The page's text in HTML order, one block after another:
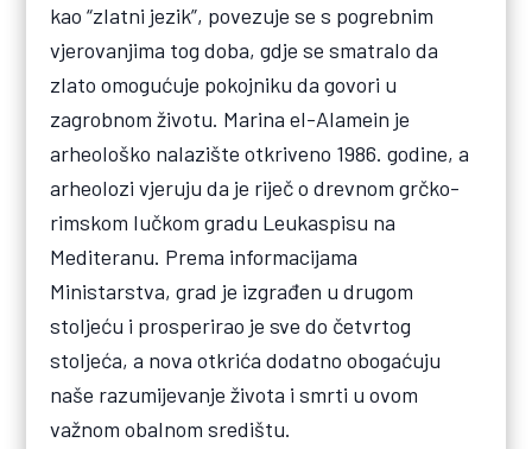
kao “zlatni jezik”, povezuje se s pogrebnim
vjerovanjima tog doba, gdje se smatralo da
zlato omogućuje pokojniku da govori u
zagrobnom životu. Marina el-Alamein je
arheološko nalazište otkriveno 1986. godine, a
arheolozi vjeruju da je riječ o drevnom grčko-
rimskom lučkom gradu Leukaspisu na
Mediteranu. Prema informacijama
Ministarstva, grad je izgrađen u drugom
stoljeću i prosperirao je sve do četvrtog
stoljeća, a nova otkrića dodatno obogaćuju
naše razumijevanje života i smrti u ovom
važnom obalnom središtu.